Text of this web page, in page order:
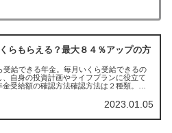
らもらえる？最大８４％アップの方
受給できる年金。毎月いくら受給できるの
、自身の投資計画やライフプランに役立て
金受給額の確認方法確認方法は２種類。毎
イナンバーカードが必要）自身の支払い状
2023.01.05